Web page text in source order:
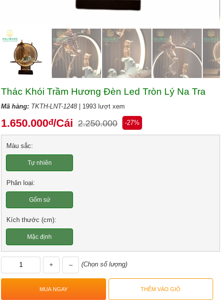
Thác Khói Trầm Hương Đèn Led Tròn Lý Na Tra
Mã hàng: TKTH-LNT-1248 | 1993 lượt xem
1.650.000đ/Cái 2.250.000 -27%
Màu sắc:
Tự nhiên
Phân loại:
Gốm sứ
Kích thước (cm):
Mặc định
+ – (Chọn số lượng)